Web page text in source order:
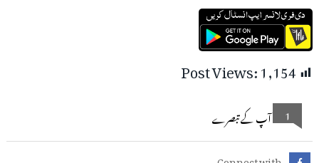
Post Views:1,154
1 آپ کے تبصرے